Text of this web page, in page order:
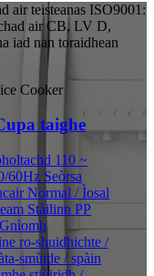
air teisteanas ISO9001:
air CB, LV D,
iad nan toraidhean
taighe
110 ~
60Hz Seòrsa
Normal / Ìosal
Stàilinn PP
ro-shuidhichte /
smùide / spàin